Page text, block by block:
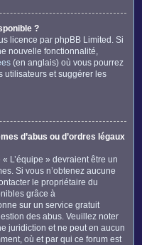
?
licence par phpBB Limited. Si
nouvelle fonctionnalité,
(en anglais) où vous pourrez
utilisateurs et suggérer les
d’abus ou d’ordres légaux
L’équipe » devraient être un
Si vous n’obtenez aucune
le propriétaire du
grâce à
sur un service gratuit
des abus. Veuillez noter
juridiction et ne peut en aucun
où et par qui ce forum est